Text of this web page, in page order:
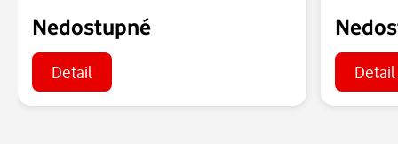
Nedostupné
Detail Detail